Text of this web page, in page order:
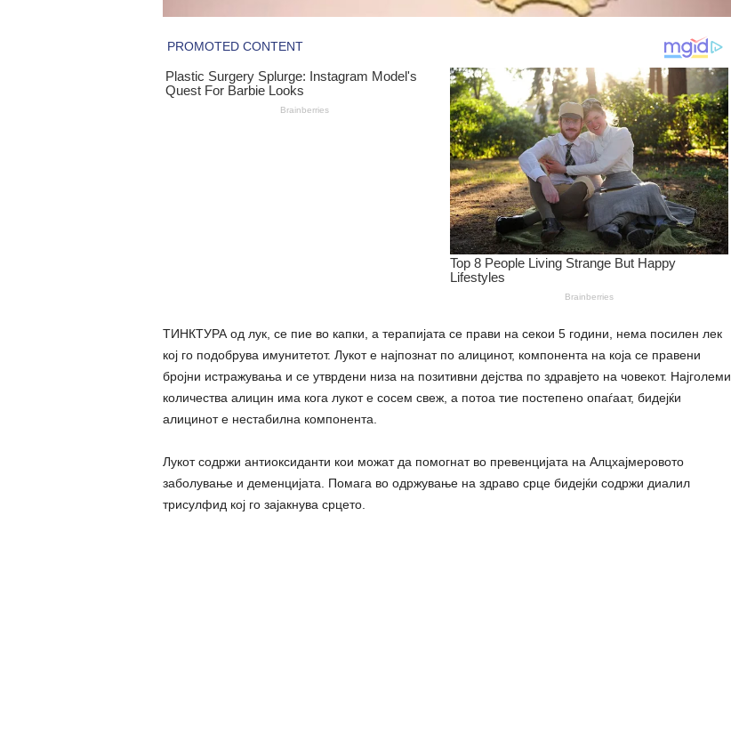
ТИНКТУРА од лук, се пие во капки, а терапијата се прави на секои 5 години, нема посилен лек
кој го подобрува имунитетот. Лукот е најпознат по алицинот, компонента на која се правени
бројни истражувања и се утврдени низа на позитивни дејства по здравјето на човекот. Најголеми
количества алицин има кога лукот е сосем свеж, а потоа тие постепено опаѓаат, бидејќи
алицинот е нестабилна компонента.
Лукот содржи антиоксиданти кои можат да помогнат во превенцијата на Алцхајмеровото
заболување и деменцијата. Помага во одржување на здраво срце бидејќи содржи диалил
трисулфид кој го зајакнува срцето.